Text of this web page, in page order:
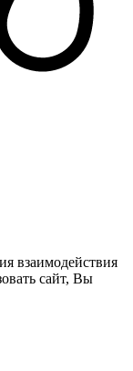
взаимодействия
сайт, Вы